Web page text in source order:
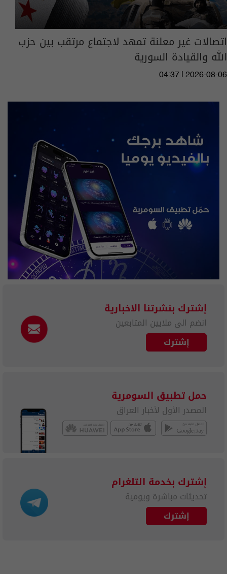
اتصالات غير معلنة تمهد لاجتماع مرتقب بين حزب
الله والقيادة السورية
04:37 | 2026-08-06
إشترك بنشرتنا الاخبارية
انضم الى ملايين المتابعين
إشترك
حمل تطبيق السومرية
المصدر الأول لأخبار العراق
إشترك بخدمة التلغرام
تحديثات مباشرة ويومية
إشترك